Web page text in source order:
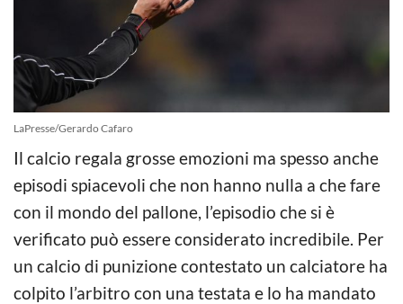
LaPresse/Gerardo Cafaro
Il calcio regala grosse emozioni ma spesso anche
episodi spiacevoli che non hanno nulla a che fare
con il mondo del pallone, l’episodio che si è
verificato può essere considerato incredibile. Per
un calcio di punizione contestato un calciatore ha
colpito l’arbitro con una testata e lo ha mandato